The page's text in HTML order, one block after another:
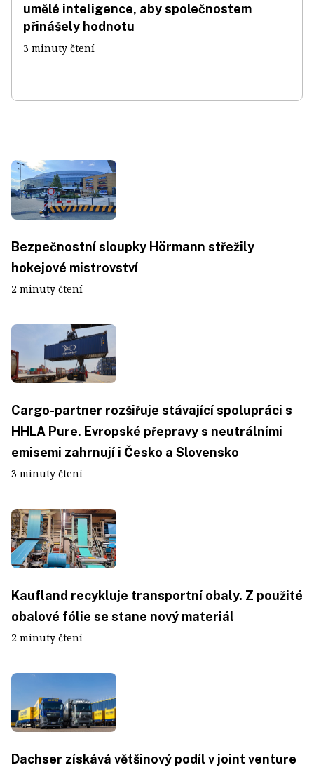
umělé inteligence, aby společnostem
přinášely hodnotu
3 minuty čtení
Bezpečnostní sloupky Hörmann střežily
hokejové mistrovství
2 minuty čtení
Cargo-partner rozšiřuje stávající spolupráci s
HHLA Pure. Evropské přepravy s neutrálními
emisemi zahrnují i Česko a Slovensko
3 minuty čtení
Kaufland recykluje transportní obaly. Z použité
obalové fólie se stane nový materiál
2 minuty čtení
Dachser získává většinový podíl v joint venture